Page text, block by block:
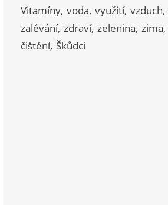
Vitamíny voda využití vzduch
zalévání zdraví zelenina zima
čištění Škůdci